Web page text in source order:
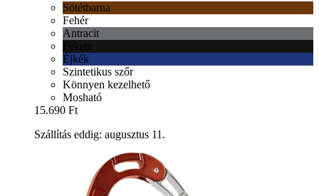
Sötétbarna
Fehér
Antracit
Éjkék
Szintetikus szőr
Könnyen kezelhető
Mosható
15.690 Ft
Szállítás eddig: augusztus 11.